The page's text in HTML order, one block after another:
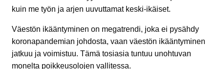
kuin me työn ja arjen uuvuttamat keski-ikäiset.
Väestön ikääntyminen on megatrendi, joka ei pysähdy
koronapandemian johdosta, vaan väestön ikääntyminen
jatkuu ja voimistuu. Tämä tosiasia tuntuu unohtuvan
monelta poikkeusolojen vallitessa.